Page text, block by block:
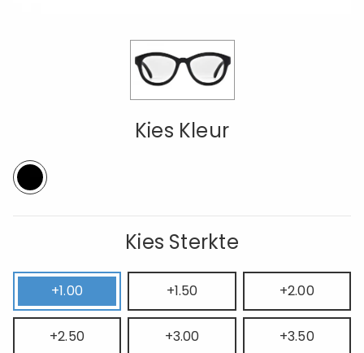
Kies Kleur
Kies Sterkte
+1.00 +1.50 +2.00
+2.50 +3.00 +3.50